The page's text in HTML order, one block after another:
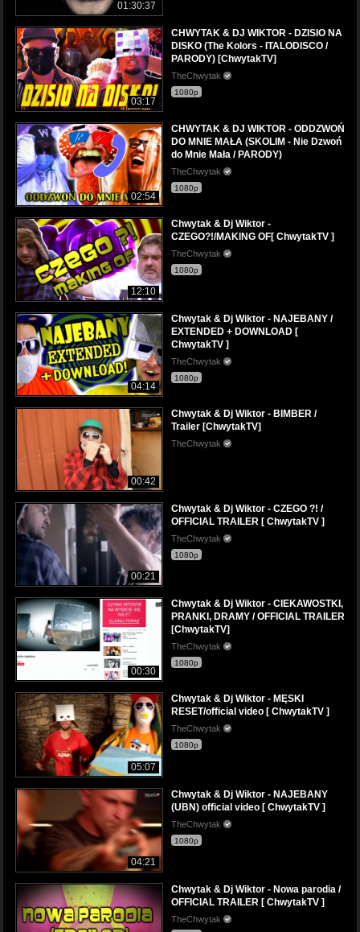
01:30:37
03:17
CHWYTAK & DJ WIKTOR - DZISIO NA
DISKO (The Kolors - ITALODISCO /
PARODY) [ChwytakTV]
TheChwytak
1080p
02:54
CHWYTAK & DJ WIKTOR - ODDZWOŃ
DO MNIE MAŁA (SKOLIM - Nie Dzwoń
do Mnie Mała / PARODY)
TheChwytak
1080p
12:10
Chwytak & Dj Wiktor -
CZEGO?!/MAKING OF[ ChwytakTV ]
TheChwytak
1080p
04:14
Chwytak & Dj Wiktor - NAJEBANY /
EXTENDED + DOWNLOAD [
ChwytakTV ]
TheChwytak
1080p
00:42
Chwytak & Dj Wiktor - BIMBER /
Trailer [ChwytakTV]
TheChwytak
00:21
Chwytak & Dj Wiktor - CZEGO ?! /
OFFICIAL TRAILER [ ChwytakTV ]
TheChwytak
1080p
00:30
Chwytak & Dj Wiktor - CIEKAWOSTKI,
PRANKI, DRAMY / OFFICIAL TRAILER
[ChwytakTV]
TheChwytak
1080p
05:07
Chwytak & Dj Wiktor - MĘSKI
RESET/official video [ ChwytakTV ]
TheChwytak
1080p
04:21
Chwytak & Dj Wiktor - NAJEBANY
(UBN) official video [ ChwytakTV ]
TheChwytak
1080p
Chwytak & Dj Wiktor - Nowa parodia /
OFFICIAL TRAILER [ ChwytakTV ]
TheChwytak